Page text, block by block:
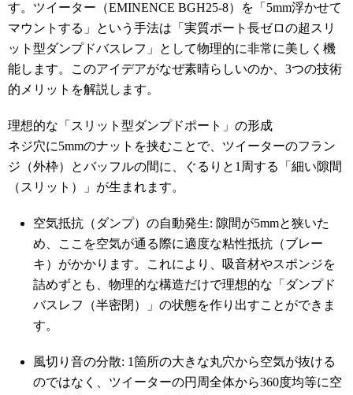
す。ツイーター（EMINENCE BGH25-8）を「5mm浮かせて
マウントする」という手法は「実質ポート長ゼロの超スリ
ット型ダンプドバスレフ」として物理的に非常に美しく機
能します。このアイデアがなぜ素晴らしいのか、3つの技術
的メリットを解説します。
理想的な「スリット型ダンプドポート」の形成
ネジ穴に5mmのナットを挟むことで、ツイーターのフラン
ジ（外枠）とバッフルの間に、ぐるりと1周する「細い隙間
（スリット）」が生まれます。
空気抵抗（ダンプ）の自動発生: 隙間が5mmと狭いた
め、ここを空気が通る際に適度な粘性抵抗（ブレー
キ）がかかります。これにより、吸音材やスポンジを
詰めずとも、物理的な構造だけで理想的な「ダンプド
バスレフ（半密閉）」の状態を作り出すことができま
す。
風切り音の分散: 1箇所の大きな丸穴から空気が抜ける
のではなく、ツイーターの円周全体から360度均等に空